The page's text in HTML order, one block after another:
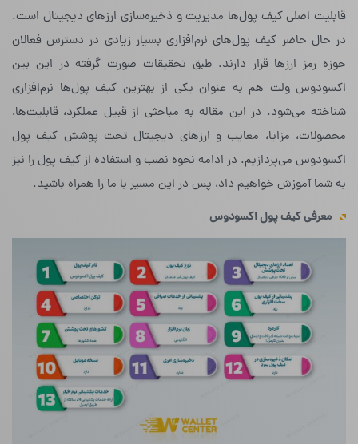
قابلیت اصلی کیف پول‌ها مدیریت و ذخیره‌سازی ارزهای دیجیتال است.
در حال حاضر کیف پول‌های نرم‌افزاری بسیار زیادی در دسترس فعالان
حوزه‌ رمز ارزها قرار دارند. طبق تحقیقات صورت گرفته در این بین
اکسودوس ولت هم به عنوان یکی از بهترین کیف پول‌ها نرم‌افزاری
شناخته می‌شود. در این مقاله به مباحثی از قبیل عملکرد، قابلیت‌ها،
محصولات، مزایا، معایب و ارزهای دیجیتال تحت پوشش کیف پول
اکسودوس می‌پردازیم. در ادامه نحوه‌ نصب و استفاده از کیف پول را نیز
به شما آموزش خواهیم داد، پس در این مسیر با ما را همراه باشید.
معرفی کیف پول اکسودوس